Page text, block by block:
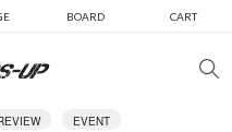
BOARD CART
EVENT